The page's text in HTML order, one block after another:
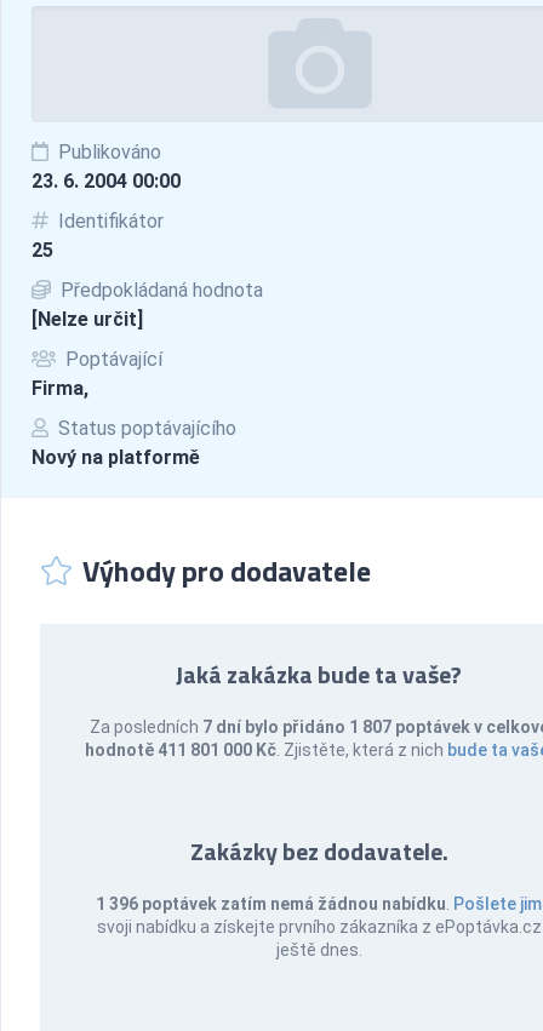
Publikováno
23. 6. 2004 00:00
Identifikátor
25
Předpokládaná hodnota
[Nelze určit]
Poptávající
Firma,
Status poptávajícího
Nový na platformě
Výhody pro dodavatele
Jaká zakázka bude ta vaše?
Za posledních 7 dní bylo přidáno 1 807 poptávek v
hodnotě 411 801 000 Kč . Zjistěte, která z nich bude ta
Zakázky bez dodavatele.
1 396 poptávek zatím nemá žádnou nabídku Pošlete jim
svoji nabídku a získejte prvního zákazníka z ePoptávka.cz
ještě dnes.